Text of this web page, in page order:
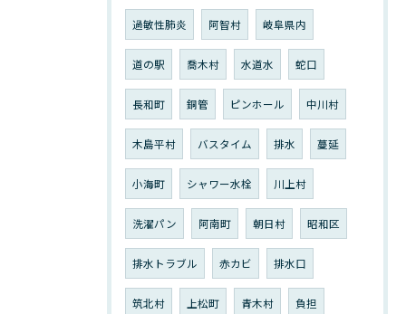
過敏性肺炎 阿智村 岐阜県内
道の駅 喬木村 水道水 蛇口
長和町 銅管 ピンホール 中川村
木島平村 バスタイム 排水 蔓延
小海町 シャワー水栓 川上村
洗濯パン 阿南町 朝日村 昭和区
排水トラブル 赤カビ 排水口
筑北村 上松町 青木村 負担